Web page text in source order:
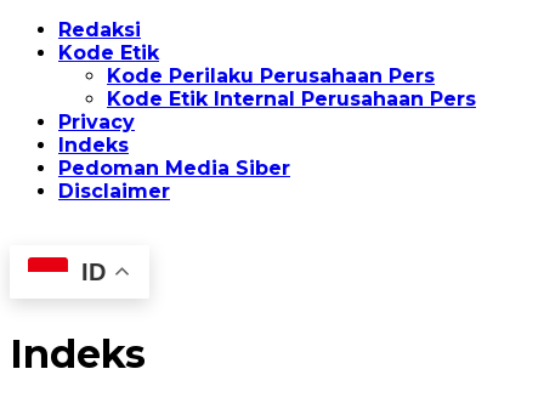
Redaksi
Kode Etik
Kode Perilaku Perusahaan Pers
Kode Etik Internal Perusahaan Pers
Privacy
Indeks
Pedoman Media Siber
Disclaimer
ID
Indeks